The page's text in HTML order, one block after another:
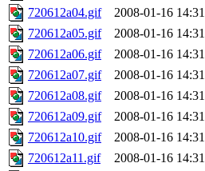
720612a04.gif
2008-01-16 14:31
720612a05.gif
2008-01-16 14:31
720612a06.gif
2008-01-16 14:31
720612a07.gif
2008-01-16 14:31
720612a08.gif
2008-01-16 14:31
720612a09.gif
2008-01-16 14:31
720612a10.gif
2008-01-16 14:31
720612a11.gif
2008-01-16 14:31